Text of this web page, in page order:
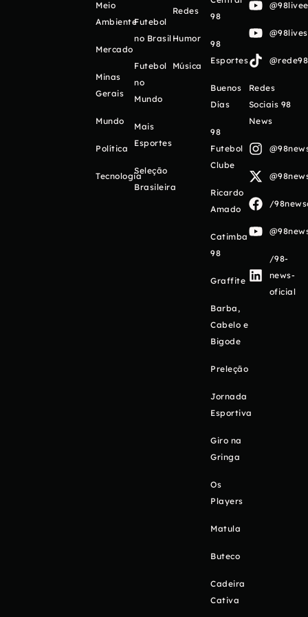
Meio
Ambiente
Mercado
Minas
Gerais
Mundo
Política
Tecnologia
Futebol
no Brasil
Futebol
no
Mundo
Mais
Esportes
Seleção
Brasileira
Redes
Humor
Música
98
98
Esportes
Buenos
Días
98
Futebol
Clube
Ricardo
Amado
Catimba
98
Graffite
Barba,
Cabelo e
Bigode
Preleção
Jornada
Esportiva
Giro na
Gringa
Os
Players
Matula
Buteco
Cadeira
Cativa
Redes
Sociais 98
News
/
/98-
news-
oficial